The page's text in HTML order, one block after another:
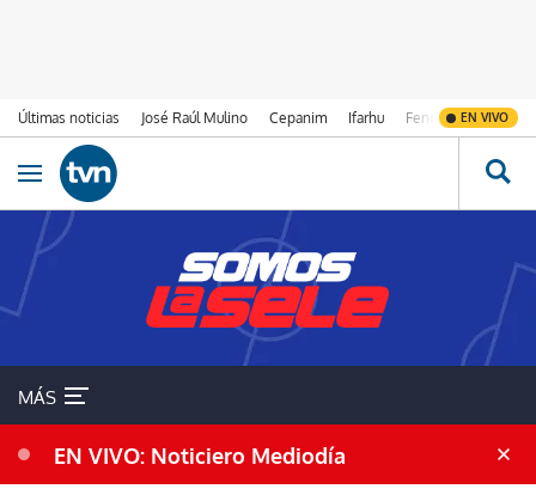
Últimas noticias José Raúl Mulino Cepanim Ifarhu Fenómeno de El
EN VIVO
Ir al contenido
Obrir navegació
MÁS
EN VIVO: Noticiero Mediodía